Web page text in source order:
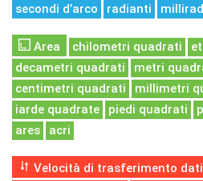
secondi d’arco
radianti
Area chilometri quadrati
decametri quadrati
metri
centimetri quadrati
millimetri
iarde quadrate
piedi quadrati
ares
acri
Velocità di trasferimento dati